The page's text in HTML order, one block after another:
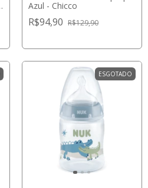
Azul - Chicco
R$94,90 R$129,90
ESGOTADO